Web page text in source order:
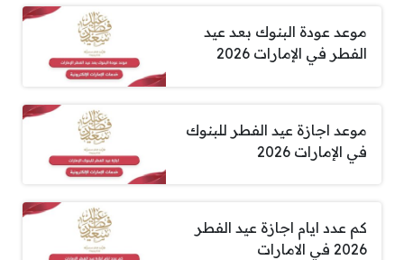
موعد عودة البنوك بعد عيد
الفطر في الإمارات 2026
موعد اجازة عيد الفطر للبنوك
في الإمارات 2026
كم عدد ايام اجازة عيد الفطر
2026 في الامارات